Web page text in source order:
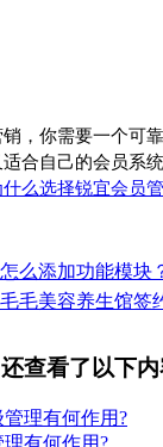
，你需要一个可
合自己的会员系
什么选择锐宜会员
么添加功能模块
毛美容养生馆签
查看了以下内
有何作用?